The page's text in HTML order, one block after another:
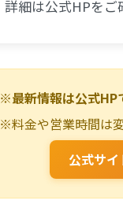
詳細は公式HPをご
※最新情報は公式HP
※料金や営業時間は
公式サ